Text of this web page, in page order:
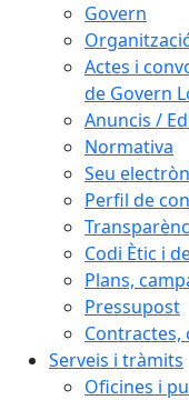
Govern
Actes i
de Govern
Anuncis /
Normativa
Seu
Perfil de
Codi Ètic i
Plans,
Pressupost
Contractes,
Serveis i tràmits
Oficines i